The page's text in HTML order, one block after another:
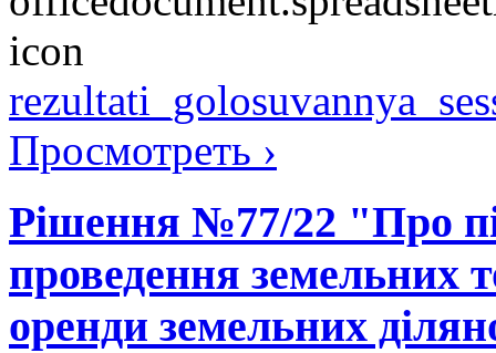
Просмотреть ›
Рішення №77/22 "Про
проведення земельних
оренди земельних